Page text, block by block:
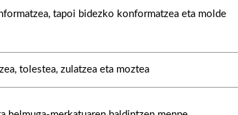
tapoi bidezko konformatzea eta molde
tolestea, zulatzea eta moztea